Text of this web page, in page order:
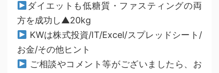
ダイエットも低糖質・ファスティングの両
方を成功し▲20kg
KWは株式投資/IT/Excel/スプレッドシート/
お金/その他ヒント
ご相談やコメント等がございましたら、お